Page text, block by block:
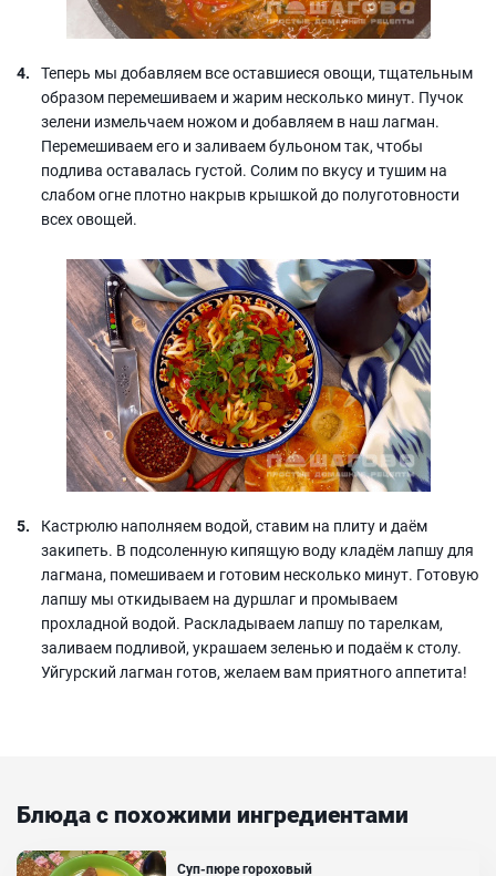
Теперь мы добавляем все оставшиеся овощи, тщательным
образом перемешиваем и жарим несколько минут. Пучок
зелени измельчаем ножом и добавляем в наш лагман.
Перемешиваем его и заливаем бульоном так, чтобы
подлива оставалась густой. Солим по вкусу и тушим на
слабом огне плотно накрыв крышкой до полуготовности
всех овощей.
Кастрюлю наполняем водой, ставим на плиту и даём
закипеть. В подсоленную кипящую воду кладём лапшу для
лагмана, помешиваем и готовим несколько минут. Готовую
лапшу мы откидываем на дуршлаг и промываем
прохладной водой. Раскладываем лапшу по тарелкам,
заливаем подливой, украшаем зеленью и подаём к столу.
Уйгурский лагман готов, желаем вам приятного аппетита!
Блюда с похожими ингредиентами
Суп-пюре гороховый